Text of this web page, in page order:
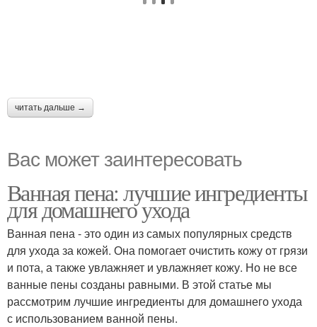
читать дальше →
Вас может заинтересовать
Ванная пена: лучшие ингредиенты
для домашнего ухода
Ванная пена - это один из самых популярных средств
для ухода за кожей. Она помогает очистить кожу от грязи
и пота, а также увлажняет и увлажняет кожу. Но не все
ванные пены созданы равными. В этой статье мы
рассмотрим лучшие ингредиенты для домашнего ухода
с использованием ванной пены.